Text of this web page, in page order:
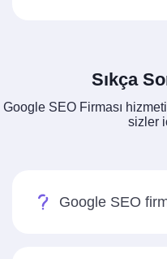
Sıkça
Google SEO Firması
sizler
Google SEO